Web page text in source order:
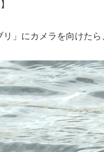
リ」にカメラを向けた